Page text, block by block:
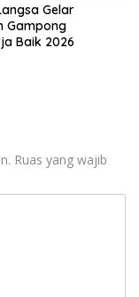
Gelar
Gampong
Baik 2026
Ruas yang wajib